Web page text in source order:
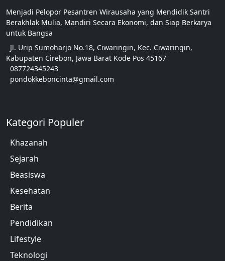
Menjadi Pelopor Pesantren Wirausaha yang Mendidik Santri
Berakhlak Mulia, Mandiri Secara Ekonomi, dan Siap Berkarya
untuk Bangsa
Jl. Urip Sumoharjo No.18, Ciwaringin, Kec. Ciwaringin,
Kabupaten Cirebon, Jawa Barat Kode Pos 45167
087724345243
pondokkeboncinta@gmail.com
Kategori Populer
Khazanah
Sejarah
Beasiswa
Kesehatan
Berita
Pendidikan
Lifestyle
Teknologi